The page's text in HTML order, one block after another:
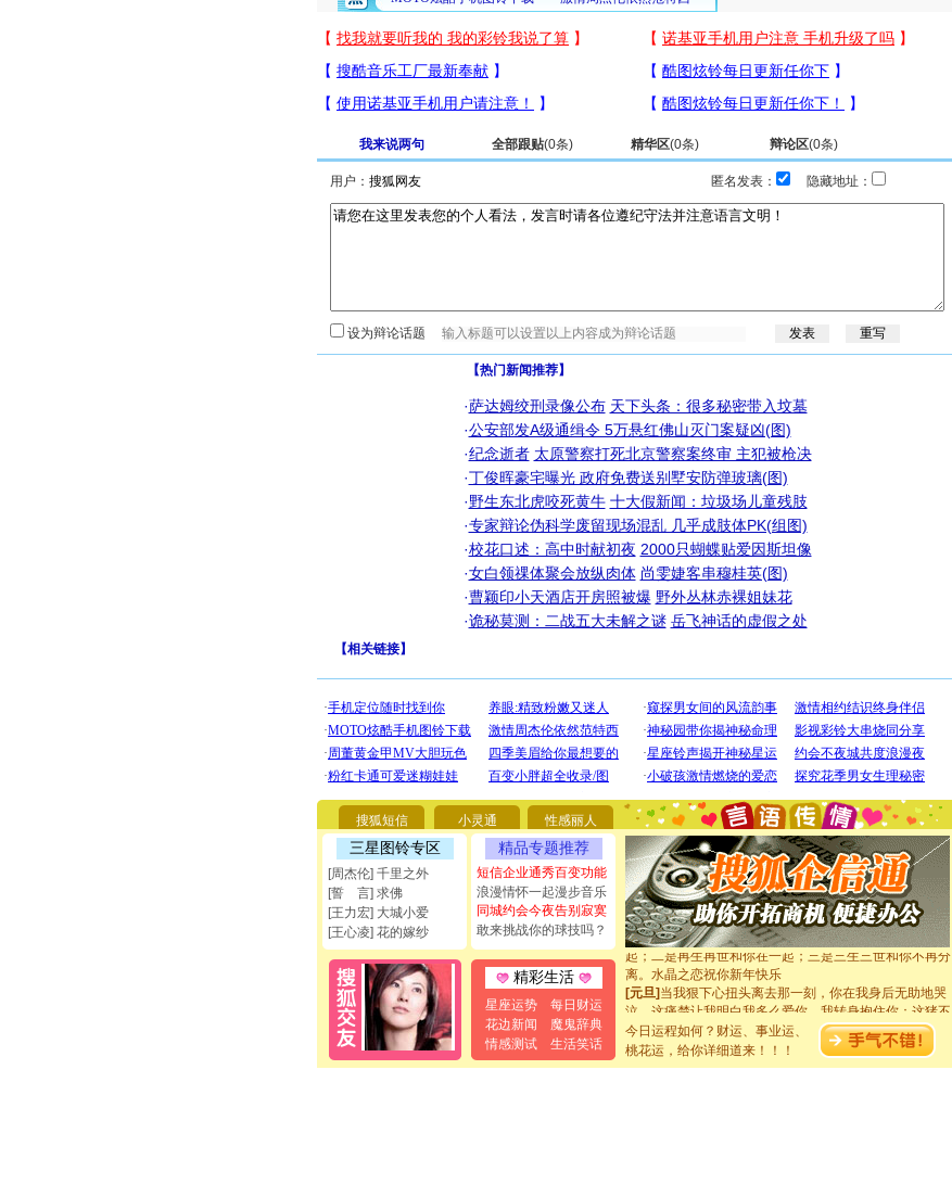
我来说两句 全部跟贴(0条) 精华区(0条) 辩论区(0条)
用户： 匿名发表： 隐藏地址：
设为辩论话题
【热门新闻推荐】
·萨达姆绞刑录像公布 天下头条：很多秘密带入坟墓
·公安部发A级通缉令 5万悬红佛山灭门案疑凶(图)
·纪念逝者 太原警察打死北京警察案终审 主犯被枪决
·丁俊晖豪宅曝光 政府免费送别墅安防弹玻璃(图)
·野生东北虎咬死黄牛 十大假新闻：垃圾场儿童残肢
·专家辩论伪科学废留现场混乱 几乎成肢体PK(组图)
·校花口述：高中时献初夜 2000只蝴蝶贴爱因斯坦像
·女白领祼体聚会放纵肉体 尚雯婕客串穆桂英(图)
·曹颖印小天酒店开房照被爆 野外丛林赤裸姐妹花
·诡秘莫测：二战五大未解之谜 岳飞神话的虚假之处
【相关链接】
搜狐短信 小灵通 性感丽人
三星图铃专区
[周杰伦] 千里之外
[誓 言] 求佛
[王力宏] 大城小爱
[王心凌] 花的嫁纱
精品专题推荐
短信企业通秀百变功能
浪漫情怀一起漫步音乐
同城约会今夜告别寂寞
敢来挑战你的球技吗？
精彩生活
星座运势
每日财运
花边新闻
魔鬼辞典
情感测试
生活笑话
[圣诞节]圣诞节到了，想想没什么送给你的，又不打算给
要平安！千万要知足！千万不要忘记我！
[圣诞节]不只这样的日子才会想起你,而是这样的日子才
能正大光明地骚扰你,告诉你,圣诞要快乐!新年要快乐!天天
都要快乐噢!
[圣诞节]奉上一颗祝福的心,在这个特别的日子里,愿幸福,
如意,快乐,鲜花,一切美好的祝愿与你同在.圣诞快乐!
[元旦]看到你我会触电；看不到你我要充电；没有你我会
断电。爱你是我职业，想你是我事业，抱你是我特长，吻
你是我专业！水晶之恋祝你新年快乐
[元旦]如果上天让我许三个愿望，一是今生今世和你在一
起；二是再生再世和你在一起；三是三生三世和你不再分
离。水晶之恋祝你新年快乐
[元旦]当我狠下心扭头离去那一刻，你在我身后无助地哭
泣，这痛楚让我明白我多么爱你。我转身抱住你：这猪不
[春节]风柔雨润好月圆，半岛铁盒伴身边，每日尽显开心
颜！冬去春来似水如烟，劳碌人生需尽欢！听一曲轻歌，
今日运程如何？财运、事业运、
桃花运，给你详细道来！！！